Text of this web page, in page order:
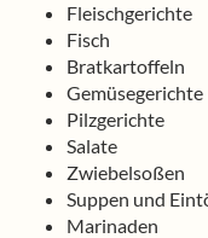
Fleischgerichte
Fisch
Bratkartoffeln
Gemüsegerichte
Pilzgerichte
Salate
Zwiebelsoßen
Suppen und
Marinaden